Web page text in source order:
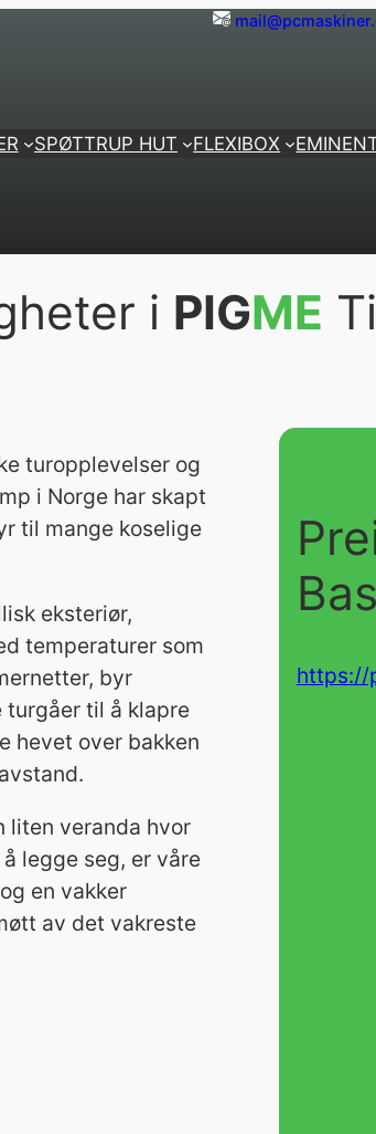
SPØTTRUP HUT FLEXIBOX
i PIGME
turopplevelser og
i Norge har skapt
til mange koselige
eksteriør,
temperaturer som
byr
turgåer til å klapre
hevet over bakken
liten veranda hvor
legge seg, er våre
en vakker
av det vakreste
https://